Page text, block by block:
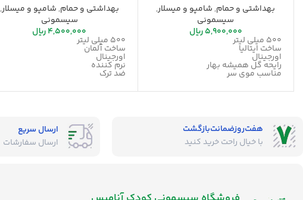
بهداشتی و حمام, شامپو و میسلار,
سیسمونی
5,900,000ریال
500 میلی لیتر
ساخت ایتالیا
اورجینال
رایحه گل همیشه بهار
مناسب موی سر
بهداشتی و حمام, شامپو و میسلار,
سیسمونی
4,500,000ریال
500 میلی لیتر
ساخت آلمان
اورجینال
نرم کننده
ضد ترک
هفت‌روز‌ضمانت‌بازگشت
با خیال راحت خرید کنید
ارسال سریع
ارسال سفارشات